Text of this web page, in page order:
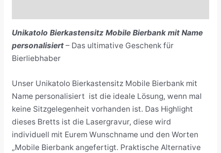
Unikatolo Bierkastensitz Mobile Bierbank mit Name
personalisiert – Das ultimative Geschenk für
Bierliebhaber
Unser Unikatolo Bierkastensitz Mobile Bierbank mit
Name personalisiert ist die ideale Lösung, wenn mal
keine Sitzgelegenheit vorhanden ist. Das Highlight
dieses Bretts ist die Lasergravur, diese wird
individuell mit Eurem Wunschname und den Worten
„Mobile Bierbank angefertigt. Praktische Alternative